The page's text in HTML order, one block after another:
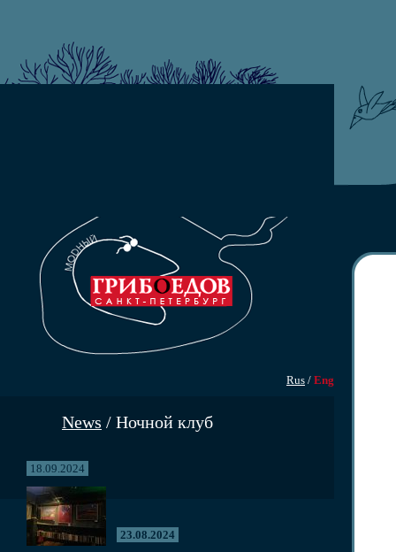
Rus / Eng
News / Ночной клуб
18.09.2024
23.08.2024